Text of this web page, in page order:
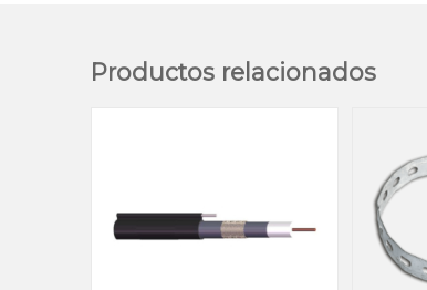
Productos relacionados